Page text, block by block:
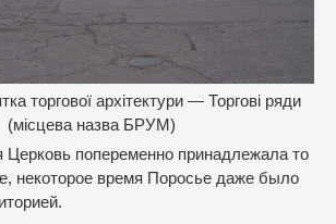
торгової архітектури — Торгові ряди
(місцева назва БРУМ)
Церковь попеременно принадлежала то
некоторое время Поросье даже было